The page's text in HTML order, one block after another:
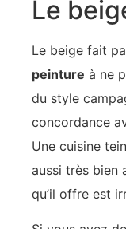
Le
Le beige fait
peinture à ne
du style
concordance
Une cuisine
aussi très bien
qu’il offre est